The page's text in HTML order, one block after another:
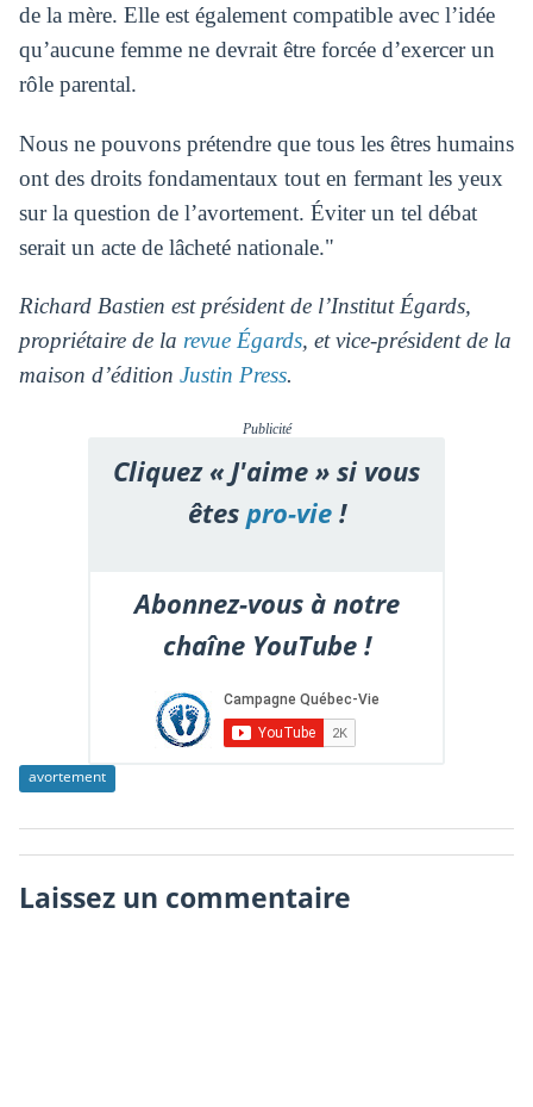
de la mère. Elle est également compatible avec l’idée
qu’aucune femme ne devrait être forcée d’exercer un
rôle parental.
Nous ne pouvons prétendre que tous les êtres humains
ont des droits fondamentaux tout en fermant les yeux
sur la question de l’avortement. Éviter un tel débat
serait un acte de lâcheté nationale."
Richard Bastien est président de l’Institut Égards,
propriétaire de la revue Égards, et vice-président de la
maison d’édition Justin Press.
Publicité
Cliquez « J'aime » si vous
êtespro-vie!
Abonnez-vous à notre
chaîne YouTube !
avortement
Laissez un commentaire